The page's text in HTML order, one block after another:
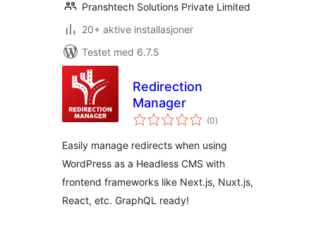
Pranshtech Solutions Private Limited
20+ aktive installasjoner
Testet med 6.7.5
Redirection
Manager
(0totale
vurderinger
)
Easily manage redirects when using
WordPress as a Headless CMS with
frontend frameworks like Next.js, Nuxt.js,
React, etc. GraphQL ready!